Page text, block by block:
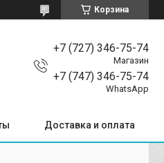
Корзина
+7 (727) 346-75-74
Магазин
+7 (747) 346-75-74
WhatsApp
Доставка и оплата